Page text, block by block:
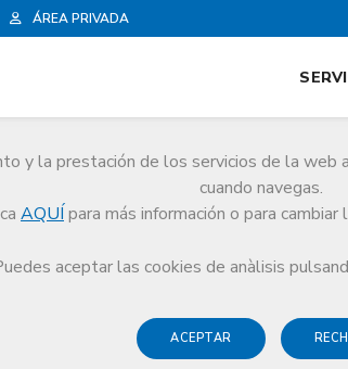
ÁREA PRIVADA
y la prestación de los servicios de la web
cuando navegas.
AQUÍ para más información o para
aceptar las cookies de anàlisis
ACEPTAR